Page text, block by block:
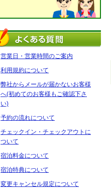
営業日・営業時間のご案内
利用規約について
弊社からメールが届かないお客様
へ(初めてのお客様もご確認下さ
い)
予約の流れについて
チェックイン・チェックアウトに
ついて
宿泊料金について
宿泊特典について
変更キャンセル規定について